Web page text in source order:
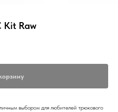
Raw
выбором для любителей трюкового